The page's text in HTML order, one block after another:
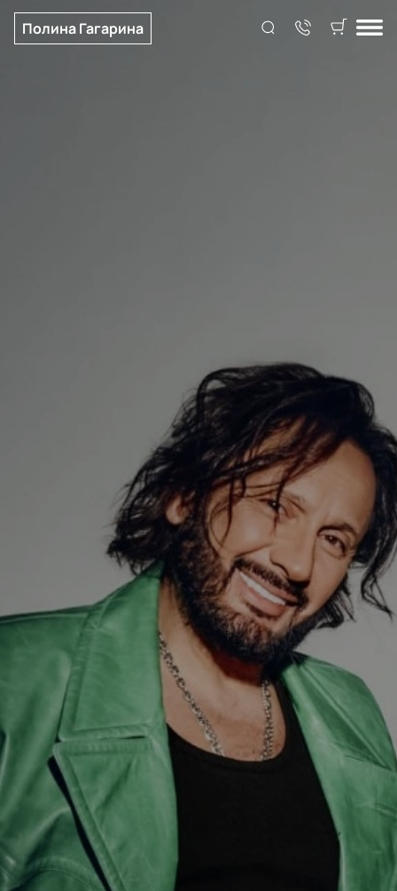
Полина Гагарина